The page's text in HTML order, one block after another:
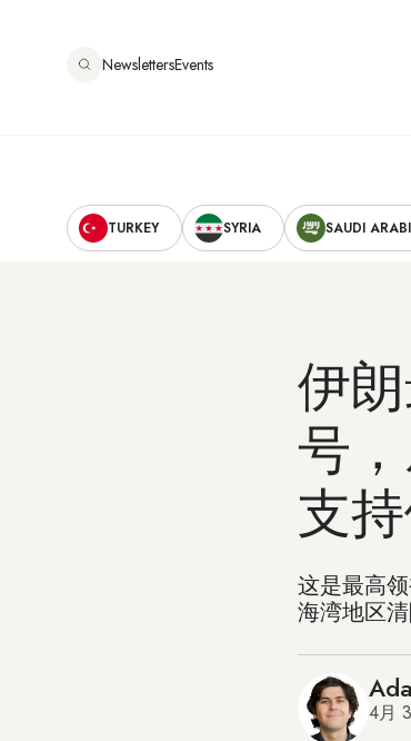
NewslettersEvents
navigation
Secondary
TURKEY SYRIA SAUDI
伊
号
支持
这是最高
海湾地区清
4月